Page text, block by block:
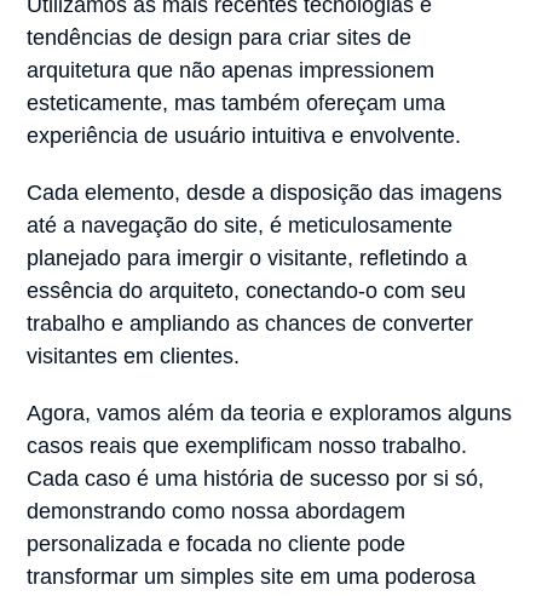
Utilizamos as mais recentes tecnologias e
tendências de design para criar sites de
arquitetura que não apenas impressionem
esteticamente, mas também ofereçam uma
experiência de usuário intuitiva e envolvente.
Cada elemento, desde a disposição das imagens
até a navegação do site, é meticulosamente
planejado para imergir o visitante, refletindo a
essência do arquiteto, conectando-o com seu
trabalho e ampliando as chances de converter
visitantes em clientes.
Agora, vamos além da teoria e exploramos alguns
casos reais que exemplificam nosso trabalho.
Cada caso é uma história de sucesso por si só,
demonstrando como nossa abordagem
personalizada e focada no cliente pode
transformar um simples site em uma poderosa